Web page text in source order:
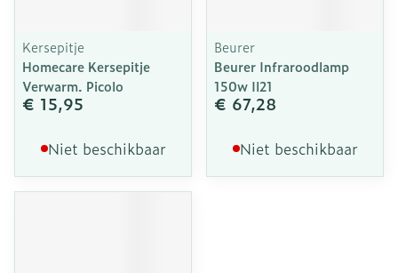
Kersepitje
Homecare Kersepitje
Verwarm. Picolo
€ 15,95
Niet beschikbaar
Beurer
Beurer Infraroodlamp
150w Il21
€ 67,28
Niet beschikbaar